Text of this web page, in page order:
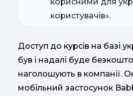
користувачів».
Доступ до курсів на базі
був і надалі буде
наголошують в компанії.
мобільний застосунок